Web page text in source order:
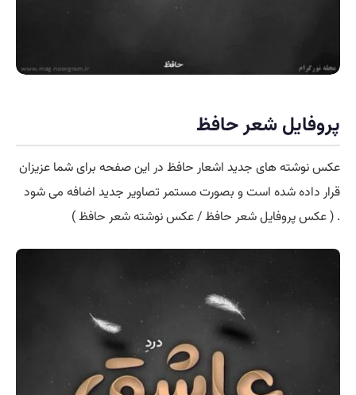
پروفایل شعر حافظ
عکس نوشته های جدید اشعار حافظ در این صفحه برای شما عزیزان
قرار داده شده است و بصورت مستمر تصاویر جدید اضافه می شود
. ( عکس پروفایل شعر حافظ / عکس نوشته شعر حافظ )